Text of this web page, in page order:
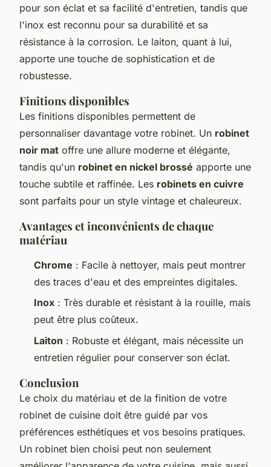
pour son éclat et sa facilité d'entretien, tandis que
l'inox est reconnu pour sa durabilité et sa
résistance à la corrosion. Le laiton, quant à lui,
apporte une touche de sophistication et de
robustesse.
Finitions disponibles
Les finitions disponibles permettent de
personnaliser davantage votre robinet. Un robinet
noir mat offre une allure moderne et élégante,
tandis qu'un robinet en nickel brossé apporte une
touche subtile et raffinée. Les robinets en cuivre
sont parfaits pour un style vintage et chaleureux.
Avantages et inconvénients de chaque
matériau
Chrome : Facile à nettoyer, mais peut montrer
des traces d'eau et des empreintes digitales.
Inox : Très durable et résistant à la rouille, mais
peut être plus coûteux.
Laiton : Robuste et élégant, mais nécessite un
entretien régulier pour conserver son éclat.
Conclusion
Le choix du matériau et de la finition de votre
robinet de cuisine doit être guidé par vos
préférences esthétiques et vos besoins pratiques.
Un robinet bien choisi peut non seulement